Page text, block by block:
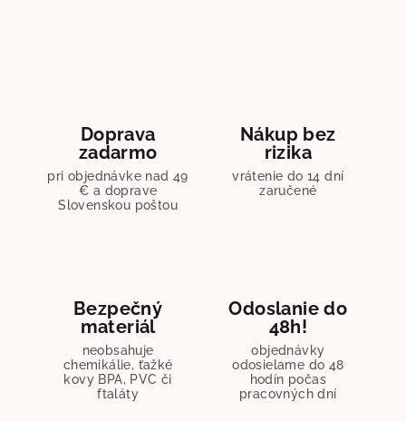
Doprava
zadarmo
pri objednávke nad 49
€ a doprave
Slovenskou poštou
Nákup bez
rizika
vrátenie do 14 dní
zaručené
Bezpečný
materiál
neobsahuje
chemikálie, ťažké
kovy BPA, PVC či
ftaláty
Odoslanie do
48h!
objednávky
odosielame do 48
hodín počas
pracovných dní